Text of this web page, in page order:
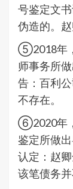
号鉴定文
伪造的。
⑤2018年
师事务所
告：百利
不存在。
⑥2020年
鉴定所做
认定：赵
该笔债务并